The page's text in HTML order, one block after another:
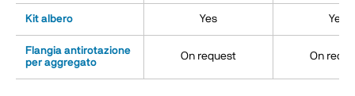
Kit albero Yes Yes
Flangia antirotazione
per aggregato
On request On